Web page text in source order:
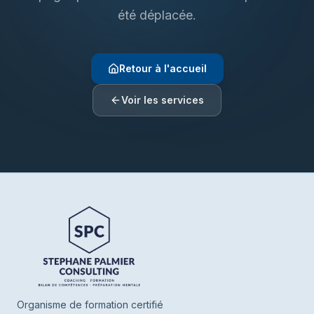
été déplacée.
Retour à l'accueil
Voir les services
Henrie SPC
En ligne
Bonjour ! Je suis Henrie votre assistant de
SPC. Parlez-moi de vous ou de ce que
vous cherchez, je vous oriente vers nos
Organisme de formation certifié